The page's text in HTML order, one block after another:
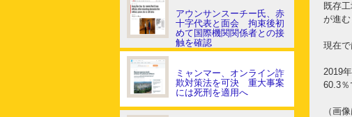
アウンサンスーチー氏、赤
十字代表と面会 拘束後初
めて国際機関関係者との接
触を確認
ミャンマー、オンライン詐
欺対策法を可決 重大事案
には死刑を適用へ
既存
が進
現在
2019
60.3％
（画